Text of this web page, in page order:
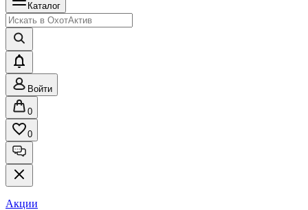
Каталог
Войти
0
0
Акции